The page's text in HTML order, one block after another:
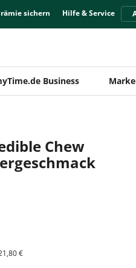
sichern Hilfe & Service
Business
Chew
€